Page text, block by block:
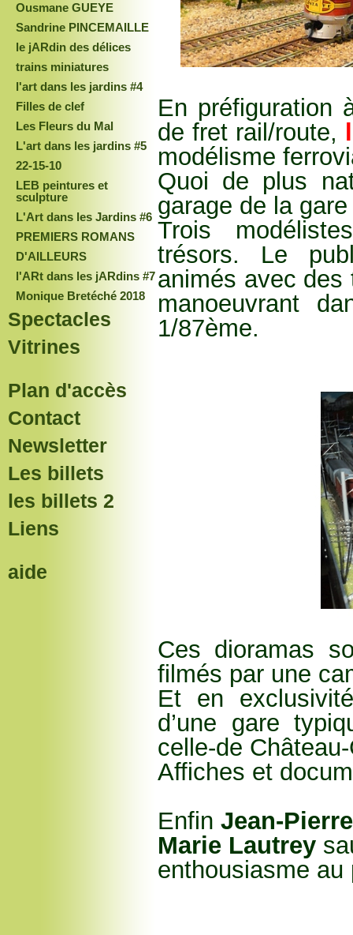
Ousmane GUEYE
Sandrine PINCEMAILLE
le jARdin des délices
trains miniatures
l'art dans les jardins #4
Filles de clef
Les Fleurs du Mal
L'art dans les jardins #5
22-15-10
LEB peintures et
sculpture
L'Art dans les Jardins #6
PREMIERS ROMANS
D'AILLEURS
l'ARt dans les jARdins #7
Monique Bretéché 2018
Spectacles
Vitrines
Plan d'accès
Contact
Newsletter
Les billets
les billets 2
Liens
aide
En préfiguration
de fret rail/route,
modélisme
Quoi de plus
garage de la
Trois
trésors. Le
animés avec des
manoeuvrant
1/87ème.
Ces dioramas
filmés par une
Et en
d’une gare
celle-de
Affiches et
Enfin Jean-
Marie Lautrey
enthousiasme